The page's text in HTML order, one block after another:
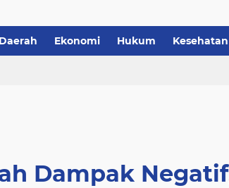
Daerah Ekonomi Hukum Kesehatan
Dampak